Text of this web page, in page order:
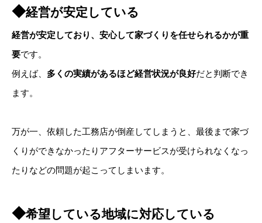
◆経営が安定している
経営が安定しており、安心して家づくりを任せられるかが重
要です。
例えば、 多くの実績があるほど経営状況が良好だと判断でき
ます。
万が一、依頼した工務店が倒産してしまうと、最後まで家づ
くりができなかったりアフターサービスが受けられなくなっ
たりなどの問題が起こってしまいます。
◆希望している地域に対応している